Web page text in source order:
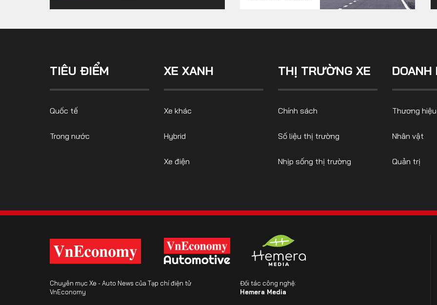
TIÊU ĐIỂM
Quốc tế
Trong nước
XE XANH
Xe khác
Hybrid
Xe điện
THỊ TRƯỜNG XE
Chính sách
Số liệu thị trường
Nhịp sống thị trường
DOANH
Thương hiệu
Nhân vật
Quản trị
Chuyên mục Xe - Auto News của Tạp chí điện tử
VnEconomy
Đối tác công nghệ:
Hemera Media